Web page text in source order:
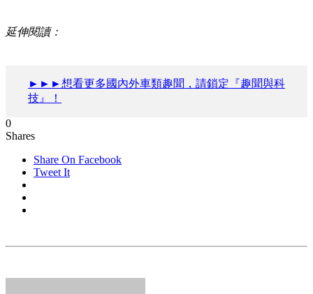
延伸閱讀：
►►►想看更多國內外車類趣聞，請鎖定『趣聞與科
技』！
0
Shares
Share On Facebook
Tweet It